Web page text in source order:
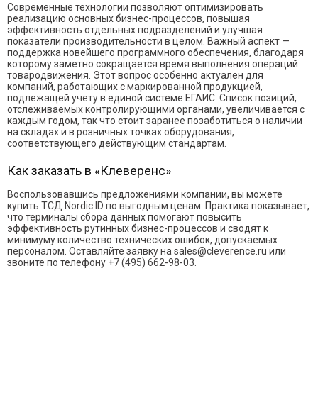
Современные технологии позволяют оптимизировать
реализацию основных бизнес-процессов, повышая
эффективность отдельных подразделений и улучшая
показатели производительности в целом. Важный аспект —
поддержка новейшего программного обеспечения, благодаря
которому заметно сокращается время выполнения операций
товародвижения. Этот вопрос особенно актуален для
компаний, работающих с маркированной продукцией,
подлежащей учету в единой системе ЕГАИС. Список позиций,
отслеживаемых контролирующими органами, увеличивается с
каждым годом, так что стоит заранее позаботиться о наличии
на складах и в розничных точках оборудования,
соответствующего действующим стандартам.
Как заказать в «Клеверенс»
Воспользовавшись предложениями компании, вы можете
купить ТСД Nordic ID по выгодным ценам. Практика показывает,
что терминалы сбора данных помогают повысить
эффективность рутинных бизнес-процессов и сводят к
минимуму количество технических ошибок, допускаемых
персоналом. Оставляйте заявку на sales@cleverence.ru или
звоните по телефону +7 (495) 662-98-03.